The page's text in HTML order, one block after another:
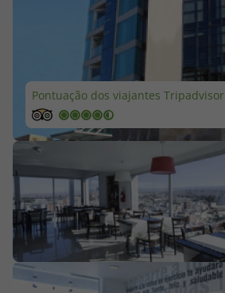
Cheque Viagem
Rede de Lojas
Blog TopViagens
Área de Cliente
Agências
Pontuação dos viajantes Tripadvisor